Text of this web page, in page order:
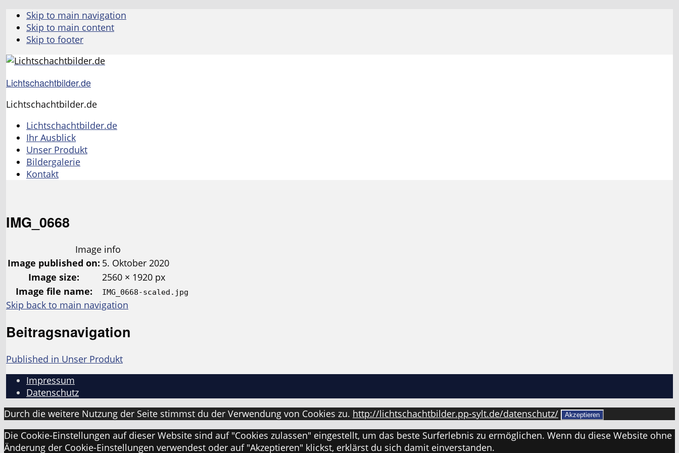
Skip to main navigation
Skip to main content
Skip to footer
Lichtschachtbilder.de
Lichtschachtbilder.de
Lichtschachtbilder.de
Ihr Ausblick
Unser Produkt
Bildergalerie
Kontakt
IMG_0668
Image info
Image published on: 5. Oktober 2020
Image size:
2560 × 1920 px
Image file name:
IMG_0668-scaled.jpg
Skip back to main navigation
Beitragsnavigation
Published in Unser Produkt
Impressum
Datenschutz
Durch die weitere Nutzung der Seite stimmst du der Verwendung von Cookies zu. http://lichtschachtbilder.pp-sylt.de/datenschutz/ Akzeptieren
Die Cookie-Einstellungen auf dieser Website sind auf "Cookies zulassen" eingestellt, um das beste Surferlebnis zu ermöglichen. Wenn du diese Website ohne
Änderung der Cookie-Einstellungen verwendest oder auf "Akzeptieren" klickst, erklärst du sich damit einverstanden.